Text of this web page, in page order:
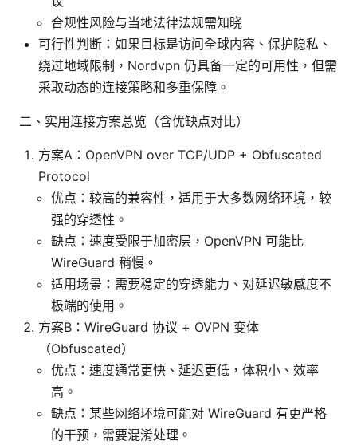
合规性风险与当地法律法规需知晓
可行性判断：如果目标是访问全球内容、保护隐私、
绕过地域限制，Nordvpn 仍具备一定的可用性，但需
采取动态的连接策略和多重保障。
二、实用连接方案总览（含优缺点对比）
方案A：OpenVPN over TCP/UDP + Obfuscated
Protocol
优点：较高的兼容性，适用于大多数网络环境，较
强的穿透性。
缺点：速度受限于加密层，OpenVPN 可能比
WireGuard 稍慢。
适用场景：需要稳定的穿透能力、对延迟敏感度不
极端的使用。
方案B：WireGuard 协议 + OVPN 变体
（Obfuscated）
优点：速度通常更快、延迟更低，体积小、效率
高。
缺点：某些网络环境可能对 WireGuard 有更严格
的干预，需要混淆处理。